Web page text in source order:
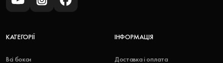
КАТЕГОРІЇ
Всі бокси
ІНФОРМАЦІЯ
Доставка і оплата